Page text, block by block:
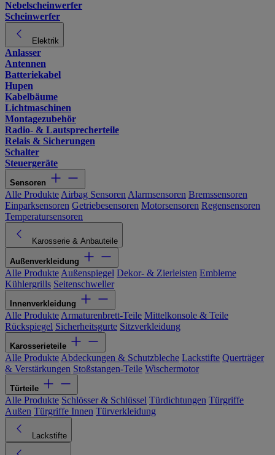
Nebelscheinwerfer
Scheinwerfer
Elektrik
Anlasser
Antennen
Batteriekabel
Hupen
Kabelbäume
Lichtmaschinen
Montagezubehör
Radio- & Lautsprecherteile
Relais & Sicherungen
Schalter
Steuergeräte
Sensoren
Alle Produkte Airbag Sensoren Alarmsensoren Bremssensoren
Einparksensoren Getriebesensoren Motorsensoren Regensensoren
Temperatursensoren
Karosserie & Anbauteile
Außenverkleidung
Alle Produkte Außenspiegel Dekor- & Zierleisten Embleme
Kühlergrills Seitenschweller
Innenverkleidung
Alle Produkte Armaturenbrett-Teile Mittelkonsole & Teile
Rückspiegel Sicherheitsgurte Sitzverkleidung
Karosserieteile
Alle Produkte Abdeckungen & Schutzbleche Lackstifte Querträger
& Verstärkungen Stoßstangen-Teile Wischermotor
Türteile
Alle Produkte Schlösser & Schlüssel Türdichtungen Türgriffe
Außen Türgriffe Innen Türverkleidung
Lackstifte